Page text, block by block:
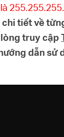
tiết về
truy cập
dẫn sử